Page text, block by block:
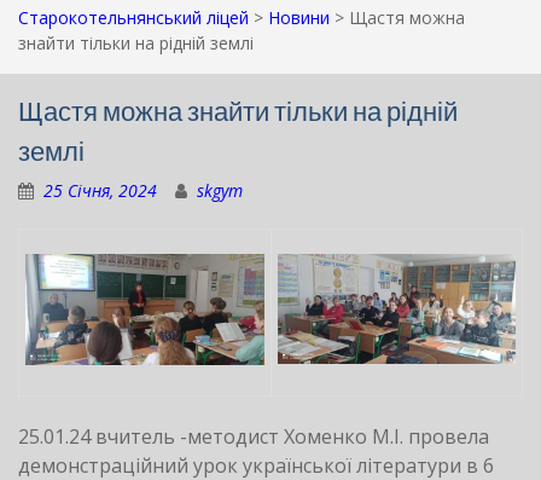
Старокотельнянський ліцей > Новини > Щастя можна
знайти тільки на рідній землі
Щастя можна знайти тільки на рідній
землі
25 Січня, 2024 skgym
25.01.24 вчитель -методист Хоменко М.І. провела
демонстраційний урок української літератури в 6